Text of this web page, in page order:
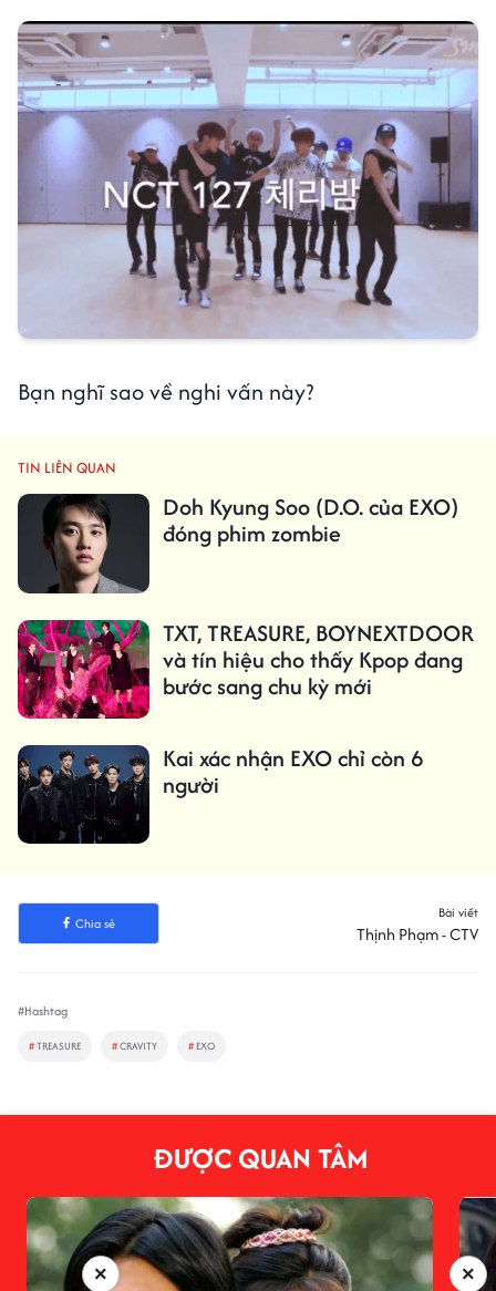
Bạn nghĩ sao về nghi vấn này?
TIN LIÊN QUAN
Doh Kyung Soo (D.O. của EXO)
đóng phim zombie
TXT, TREASURE, BOYNEXTDOOR
và tín hiệu cho thấy Kpop đang
bước sang chu kỳ mới
Kai xác nhận EXO chỉ còn 6
người
Chia sẻ
Bài viết
Thịnh Phạm - CTV
#Hashtag
#TREASURE #CRAVITY # EXO
ĐƯỢC QUAN TÂM
×
×